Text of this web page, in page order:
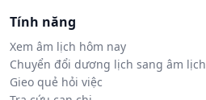
Tính năng
Xem âm lịch hôm nay
Chuyển đổi dương lịch sang âm lịch
Gieo quẻ hỏi việc